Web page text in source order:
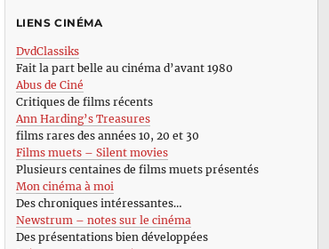
LIENS CINÉMA
DvdClassiks
Fait la part belle au cinéma d’avant 1980
Abus de Ciné
Critiques de films récents
Ann Harding’s Treasures
films rares des années 10, 20 et 30
Films muets – Silent movies
Plusieurs centaines de films muets présentés
Mon cinéma à moi
Des chroniques intéressantes…
Newstrum – notes sur le cinéma
Des présentations bien développées